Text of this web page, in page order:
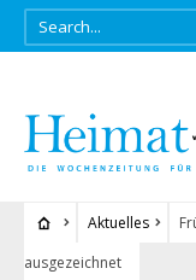
Aktuelles
ausgezeichnet